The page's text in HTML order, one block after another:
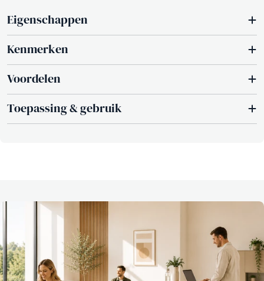
Eigenschappen
Kenmerken
Voordelen
Toepassing & gebruik